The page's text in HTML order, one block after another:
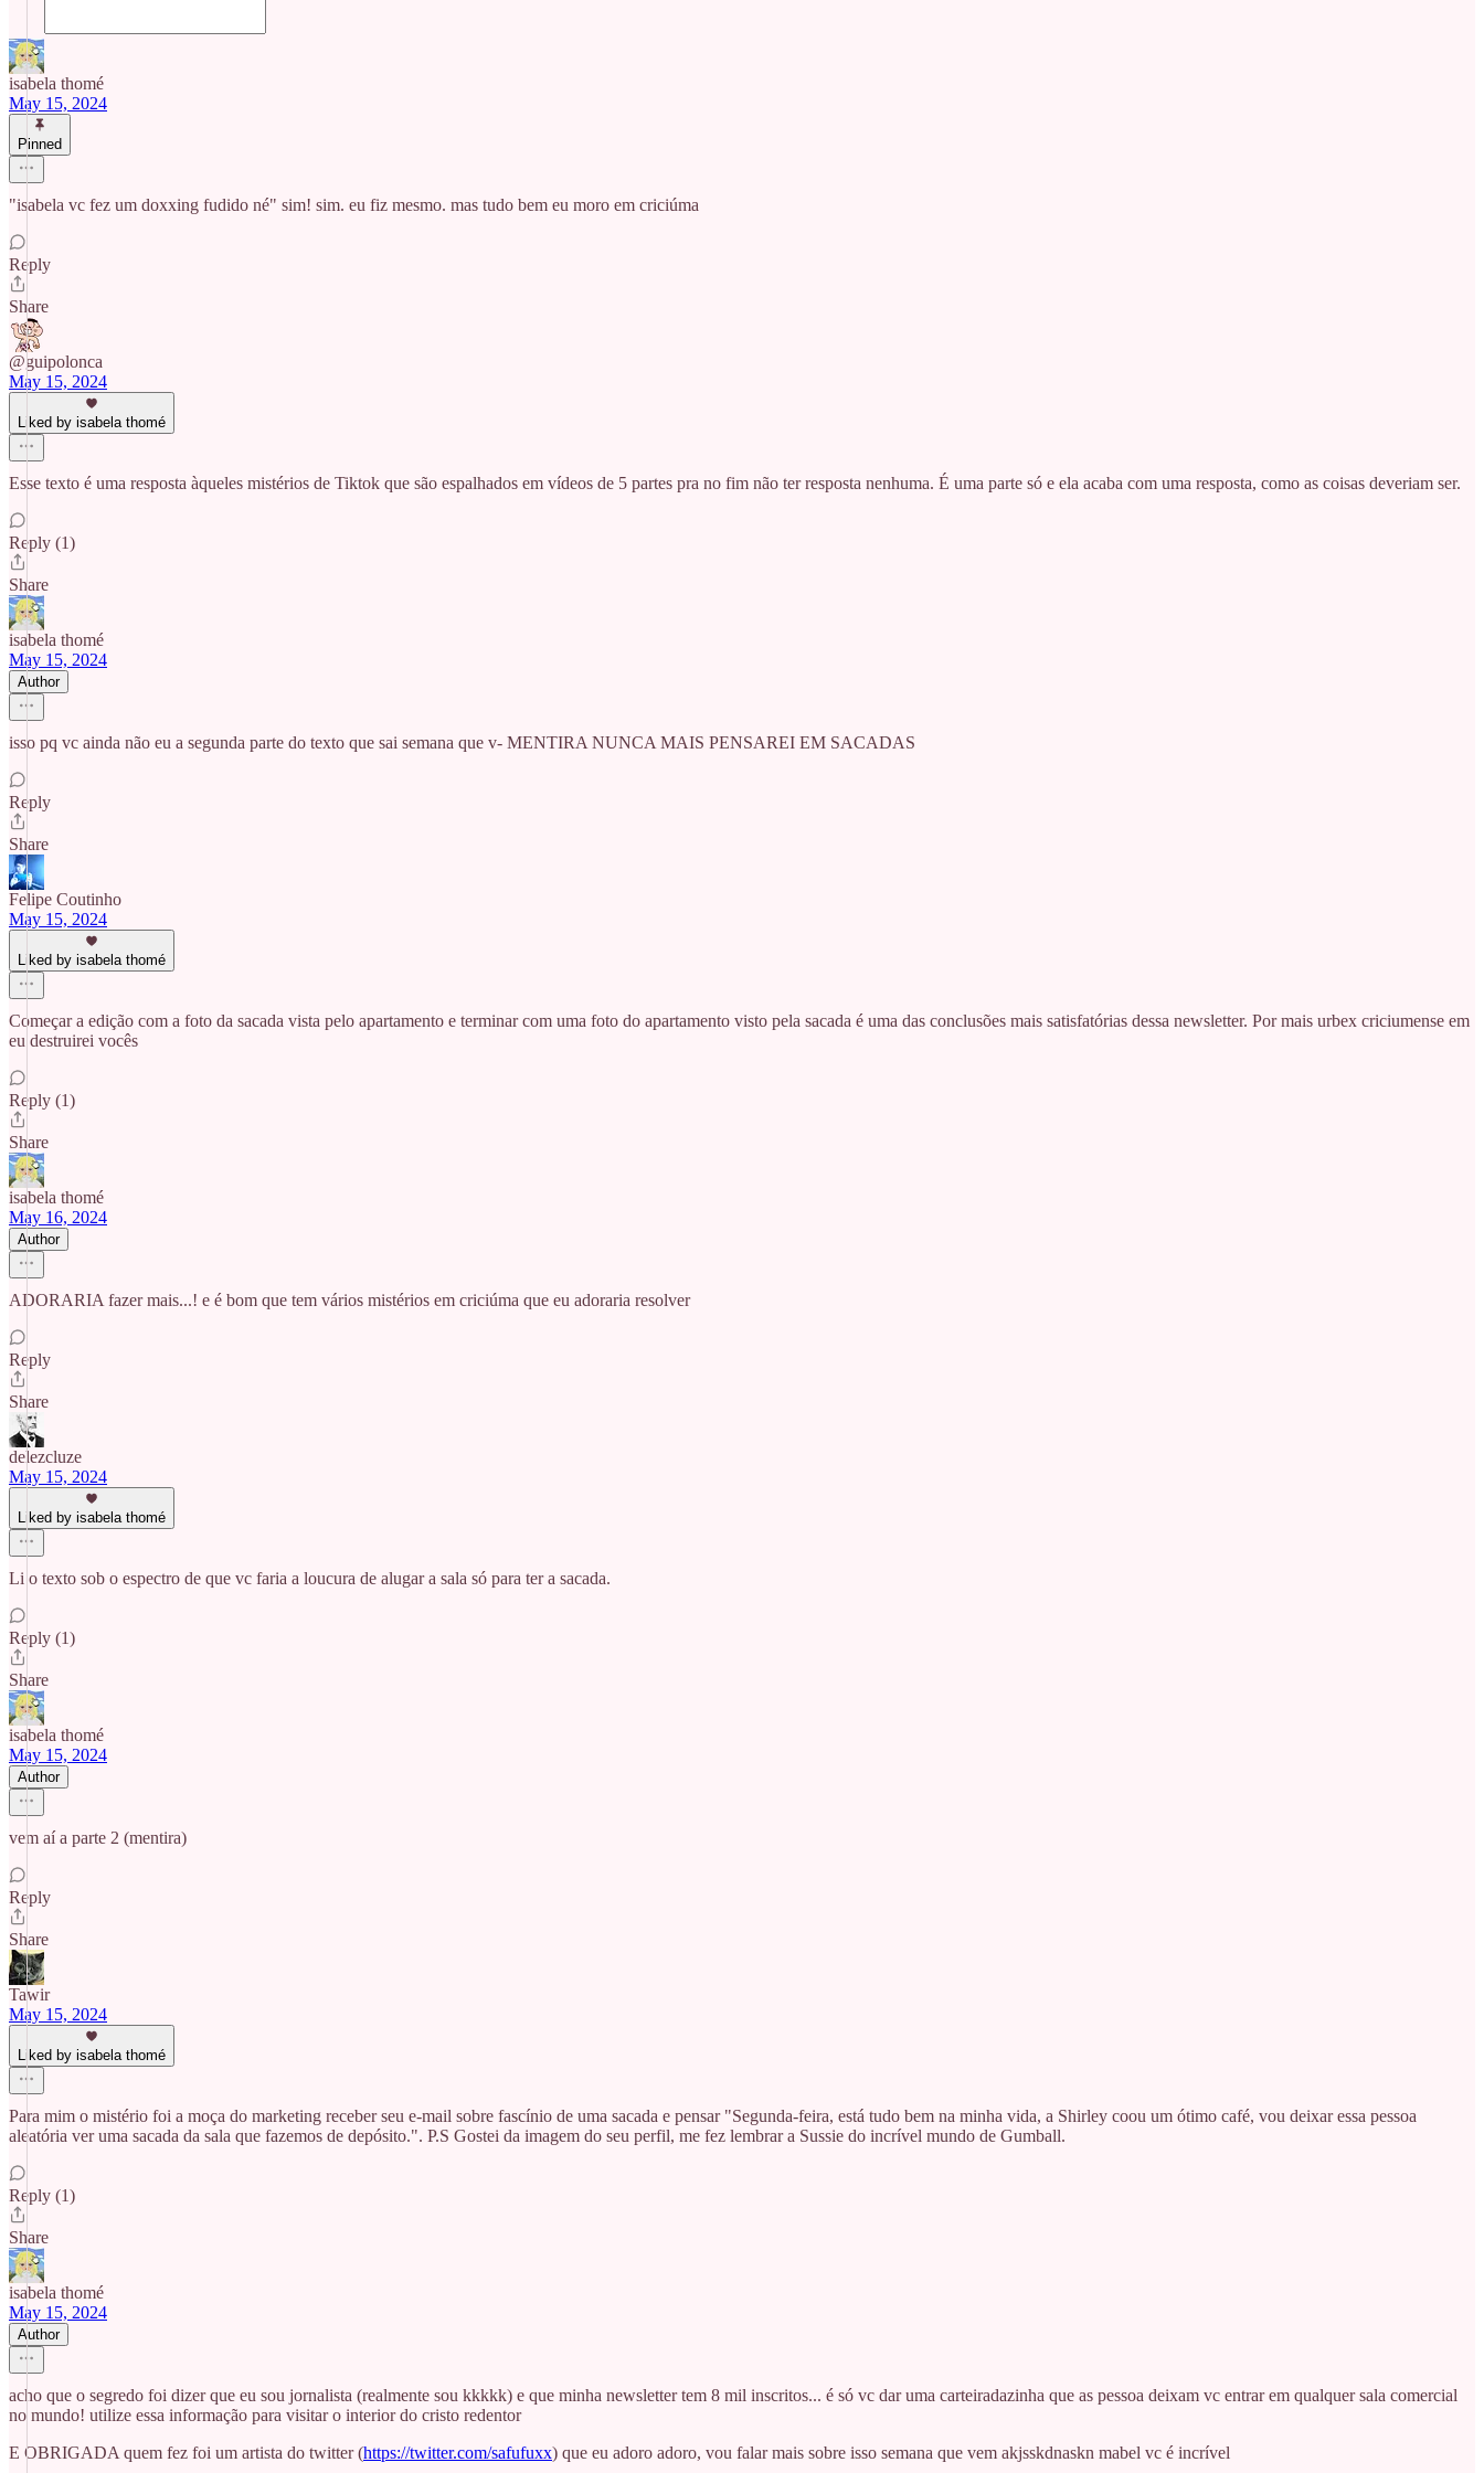
isabela thomé
May 15, 2024
Pinned
"isabela vc fez um doxxing fudido né" sim! sim. eu fiz mesmo. mas tudo bem eu moro em criciúma
Reply
Share
@guipolonca
May 15, 2024
Liked by isabela thomé
Esse texto é uma resposta àqueles mistérios de Tiktok que são espalhados em vídeos de 5 partes pra no fim não ter resposta nenhuma. É uma parte só e ela acaba com uma resposta, como as coisas deveriam ser.
Reply (1)
Share
isabela thomé
May 15, 2024
Author
isso pq vc ainda não eu a segunda parte do texto que sai semana que v- MENTIRA NUNCA MAIS PENSAREI EM SACADAS
Reply
Share
Felipe Coutinho
May 15, 2024
Liked by isabela thomé
Começar a edição com a foto da sacada vista pelo apartamento e terminar com uma foto do apartamento visto pela sacada é uma das conclusões mais satisfatórias dessa newsletter. Por mais urbex criciumense em
eu destruirei vocês
Reply (1)
Share
isabela thomé
May 16, 2024
Author
ADORARIA fazer mais...! e é bom que tem vários mistérios em criciúma que eu adoraria resolver
Reply
Share
delezcluze
May 15, 2024
Liked by isabela thomé
Li o texto sob o espectro de que vc faria a loucura de alugar a sala só para ter a sacada.
Reply (1)
Share
isabela thomé
May 15, 2024
Author
vem aí a parte 2 (mentira)
Reply
Share
Tawir
May 15, 2024
Liked by isabela thomé
Para mim o mistério foi a moça do marketing receber seu e-mail sobre fascínio de uma sacada e pensar "Segunda-feira, está tudo bem na minha vida, a Shirley coou um ótimo café, vou deixar essa pessoa
aleatória ver uma sacada da sala que fazemos de depósito.". P.S Gostei da imagem do seu perfil, me fez lembrar a Sussie do incrível mundo de Gumball.
Reply (1)
Share
isabela thomé
May 15, 2024
Author
acho que o segredo foi dizer que eu sou jornalista (realmente sou kkkkk) e que minha newsletter tem 8 mil inscritos... é só vc dar uma carteiradazinha que as pessoa deixam vc entrar em qualquer sala comercial
no mundo! utilize essa informação para visitar o interior do cristo redentor
E OBRIGADA quem fez foi um artista do twitter (https://twitter.com/safufuxx) que eu adoro adoro, vou falar mais sobre isso semana que vem akjsskdnaskn mabel vc é incrível